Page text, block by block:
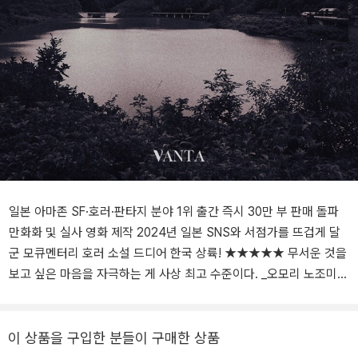
일본 아마존 SF·호러·판타지 분야 1위 출간 즉시 30만 부 판매 돌파
만화화 및 실사 영화 제작 2024년 일본 SNS와 서점가를 뜨겁게 달
군 모큐멘터리 호러 소설 드디어 한국 상륙! ★★★★★ 무서운 것을
보고 싶은 마음을 자극하는 게 사상 최고 수준이다. _오모리 노조미
볼 수 없을 정도로 무섭다. _독자 리뷰 일본 내 호러 열풍에 새롭게 불
이 상품을 구입한 분들이 구매한 상품